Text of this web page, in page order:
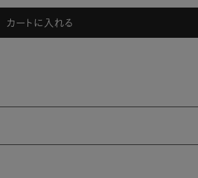
カートに入れる